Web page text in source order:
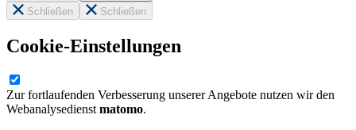
Schließen
Schließen
Cookie-Einstellungen
Zur fortlaufenden Verbesserung unserer Angebote nutzen wir den
Webanalysedienstmatomo.